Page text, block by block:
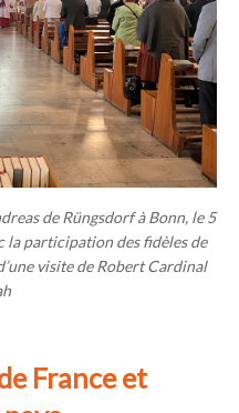
de Rüngsdorf à Bonn, le 5
la participation des fidèles de
visite de Robert Cardinal
France et